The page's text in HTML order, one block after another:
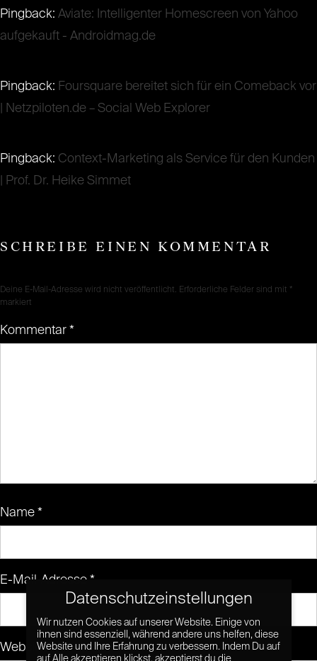
Pingback: Aviate: Intelligenter Homescreen von Yahoo
aufgekauft - Androidmag.de
Pingback: Foursquare bereitet sich für ein Comeback vor
| Netzpiloten.de – Social Web Explorer
Pingback: Context-Marketing als Service für den Kunden
| Prof. Dr. Heike Simmet
SCHREIBE EINEN KOMMENTAR
Deine E-Mail-Adresse wird nicht veröffentlicht. Erforderliche Felder sind mit *
markiert
Kommentar *
Name *
E-Mail-Adresse *
Website
Datenschutzeinstellungen
Wir nutzen Cookies auf unserer Website. Einige von
ihnen sind essenziell, während andere uns helfen, diese
Website und Ihre Erfahrung zu verbessern. Indem Du auf